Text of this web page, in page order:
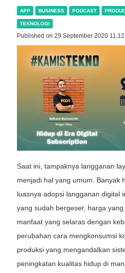
APP BUSINESS PODCAST
TEKNOLOGI
Published on 29 September 2020 11:12
Saat ini, tampaknya langganan
menjadi hal yang umum. Banyak
luasnya adopsi langganan digital
yang sudah bergeser, harga
manfaat yang selaras dengan
perubahan cara mengkonsumsi
produksi yang mengandalkan
peningkatan kualitas hidup di